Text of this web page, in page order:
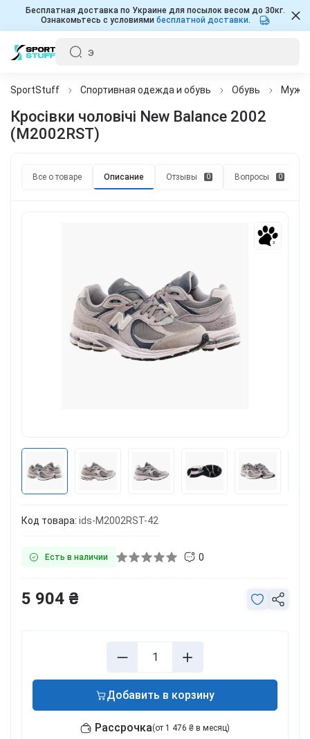
Бесплатная доставка по Украине для посылок весом до 30кг.
Ознакомьтесь с условиями бесплатной доставки.
SportStuff Спортивная одежда и обувь Обувь
Кросівки чоловічі New Balance 2002
(M2002RST)
Все о товаре Описание Отзывы 0 Вопросы 0
3
Код товара: ids-M2002RST-42
Есть в наличии 0
5 904 ₴
Добавить в корзину
Рассрочка(от 1 476 ₴ в месяц)